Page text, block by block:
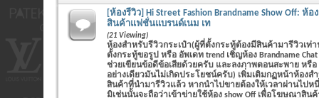
[ห้องรีวิว] Hi Street Fashion Brandname Show Off: ห้
สินค้าแฟชั่นแบรนด์เนม เท
(21 Viewing)
ห้องสำหรับรีวิวกระเป๋า(ผู้ที่ตั้งกระทู้ต้องมีสินค้ามารีวิวเท่
ตั้งกระทู้ขอรูป หรือ อัพเดท trend เชิญห้อง Brandname
ช่วยเขียนข้อดีข้อเสียด้วยครับ และลงภาพตอนสะพาย หรือ
อย่างเดียวมันไม่เกิดประโยชน์ครับ) เพิ่มเติมกฏหน้าห้องสำ
สินค้าที่นำมารีวิวแล้ว หากนำไปขายต้องให้เวลาผ่านไปห
มิเช่นนั้นจะถือว่าเข้าข่ายใช้ห้อง show Off เพื่อโฆษณาสิน